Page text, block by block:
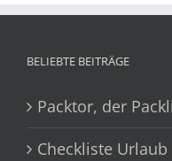
BELIEBTE BEITRÄGE
Packtor, der
Checkliste Urlaub